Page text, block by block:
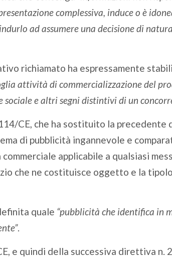
complessiva, induce o è
ad assumere una decisione di
richiamato ha espressamente
attività di commercializzazione del
e altri segni distintivi di un
CE, che ha sostituito la
di pubblicità ingannevole e
applicabile a qualsiasi
che ne costituisce oggetto e la
quale “pubblicità che identifica in
.
e quindi della successiva direttiva n.